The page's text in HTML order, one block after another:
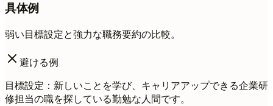
具体例
弱い目標設定と強力な職務要約の比較。
避ける例
目標設定：新しいことを学び、キャリアアップできる企業研
修担当の職を探している勤勉な人間です。